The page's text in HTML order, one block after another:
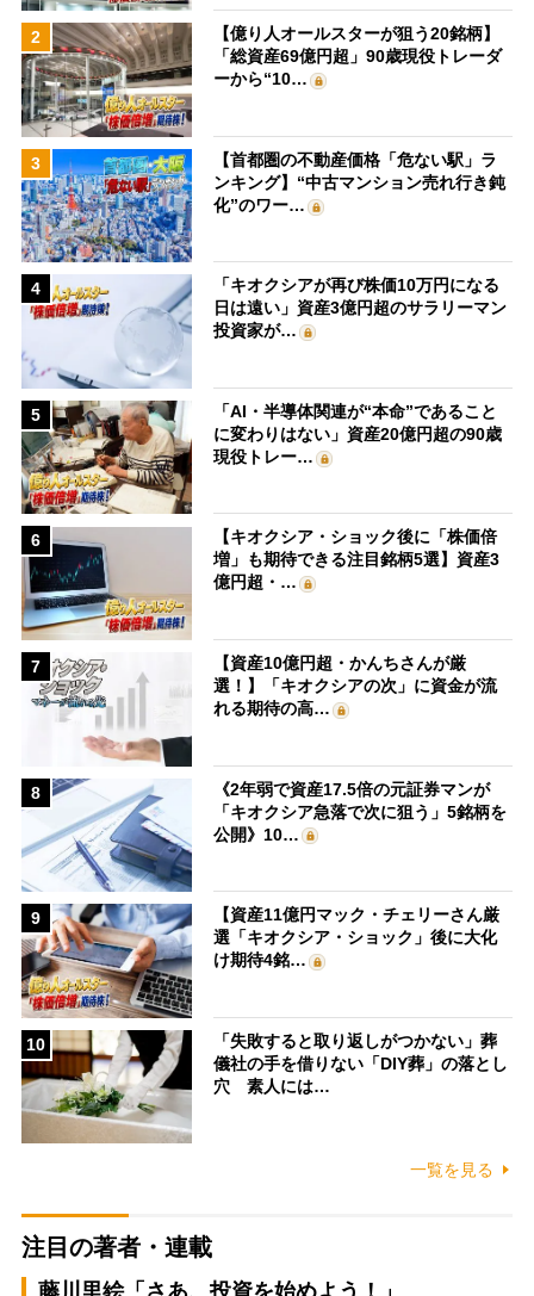
2
【億り人オールスターが狙う20銘柄】
「総資産69億円超」90歳現役トレーダ
ーから“10…
3
【首都圏の不動産価格「危ない駅」ラ
ンキング】“中古マンション売れ行き鈍
化”のワー…
4
「キオクシアが再び株価10万円になる
日は遠い」資産3億円超のサラリーマン
投資家が…
5
「AI・半導体関連が“本命”であること
に変わりはない」資産20億円超の90歳
現役トレー…
6
【キオクシア・ショック後に「株価倍
増」も期待できる注目銘柄5選】資産3
億円超・…
7
【資産10億円超・かんちさんが厳
選！】「キオクシアの次」に資金が流
れる期待の高…
8
《2年弱で資産17.5倍の元証券マンが
「キオクシア急落で次に狙う」5銘柄を
公開》10…
9
【資産11億円マック・チェリーさん厳
選「キオクシア・ショック」後に大化
け期待4銘…
10
「失敗すると取り返しがつかない」葬
儀社の手を借りない「DIY葬」の落とし
穴 素人には…
一覧を見る
注目の著者・連載